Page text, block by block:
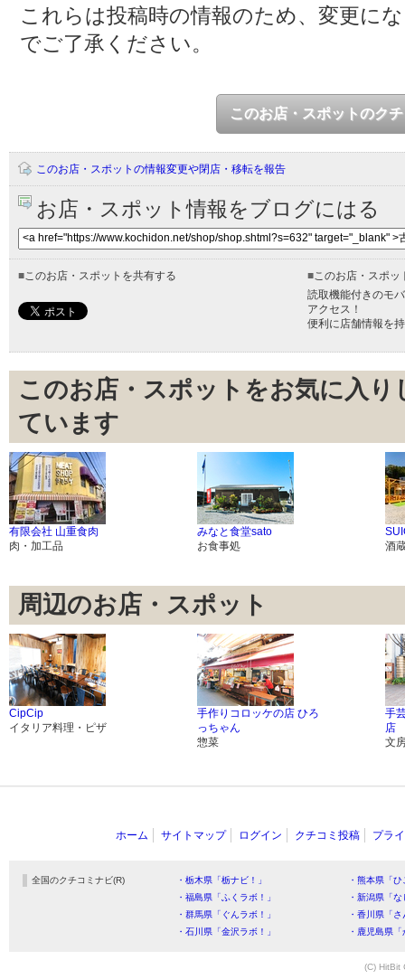
これらは投稿時の情報のため、変更に
でご了承ください。
このお店・スポットのク
このお店・スポットの情報変更や閉店・移転を報告
お店・スポット情報をブログにはる
■ このお店・スポットを共有する ■ このお店・スポ
読取機能付きのモ
アクセス！
便利に店舗情報を
このお店・スポットをお気に入
ています
有限会社 山重食肉
肉・加工品
みなと食堂sato
お食事処
酒
周辺のお店・スポット
CipCip
イタリア料理・ピザ
手作りコロッケの店 ひろ
っちゃん
惣菜
手
店
文
ホーム サイトマップ ログイン クチコミ投稿 プラ
全国のクチコミナビ(R) ・栃木県「栃ナビ！」
・熊本県「
・福島県「ふくラボ！」
・新潟県「
・群馬県「ぐんラボ！」
・香川県「
・石川県「金沢ラボ！」
・鹿児島県
(C) HitBit